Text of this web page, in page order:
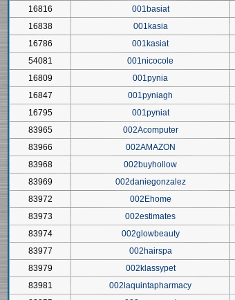
16816
001basiat
16838
001kasia
16786
001kasiat
54081
001nicocole
16809
001pynia
16847
001pyniagh
16795
001pyniat
83965
002Acomputer
83966
002AMAZON
83968
002buyhollow
83969
002daniegonzalez
83972
002Ehome
83973
002estimates
83974
002glowbeauty
83977
002hairspa
83979
002klassypet
83981
002laquintapharmacy